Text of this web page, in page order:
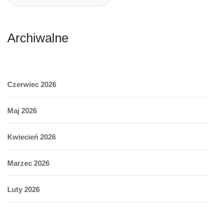
Archiwalne
Czerwiec 2026
Maj 2026
Kwiecień 2026
Marzec 2026
Luty 2026